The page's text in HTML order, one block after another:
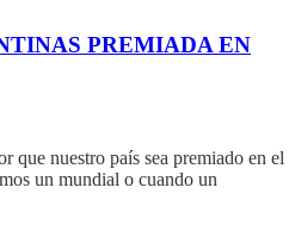
PREMIADA EN
que nuestro país sea premiado en el
un mundial o cuando un